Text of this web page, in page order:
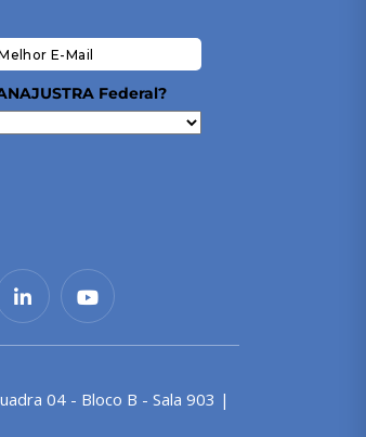
Federal?
04 - Bloco B - Sala 903 |